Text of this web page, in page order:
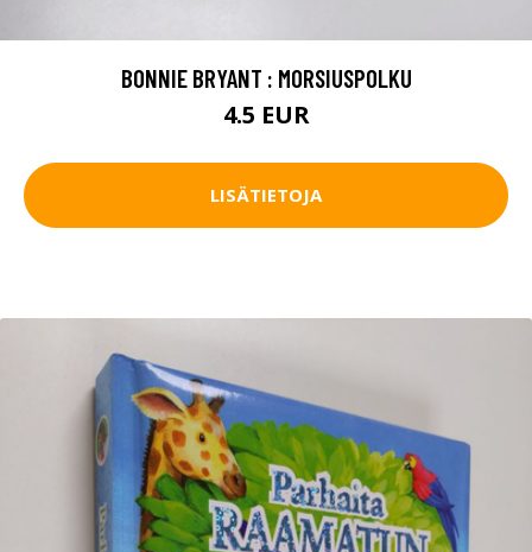
BONNIE BRYANT : MORSIUSPOLKU
4.5 EUR
LISÄTIETOJA